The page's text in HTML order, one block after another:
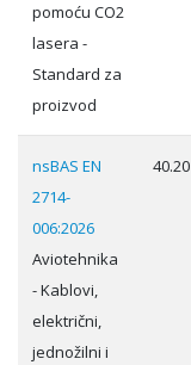
pomoću CO2
lasera -
Standard za
proizvod
nsBAS EN
2714-
006:2026
Aviotehnika
- Kablovi,
električni,
jednožilni i
40.20